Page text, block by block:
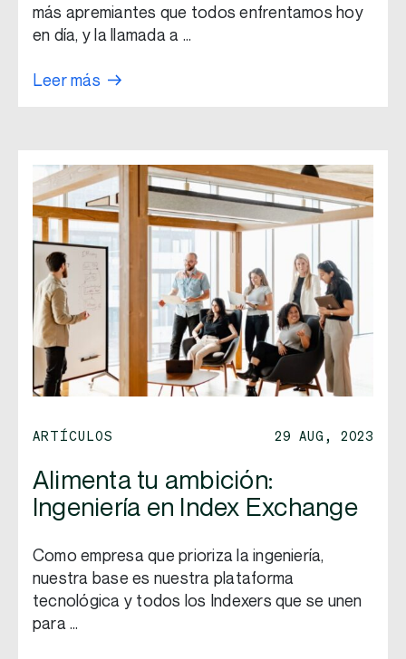
más apremiantes que todos enfrentamos hoy
en día, y la llamada a …
Leer más
ARTÍCULOS 29 AUG, 2023
Alimenta tu ambición:
Ingeniería en Index Exchange
Como empresa que prioriza la ingeniería,
nuestra base es nuestra plataforma
tecnológica y todos los Indexers que se unen
para …